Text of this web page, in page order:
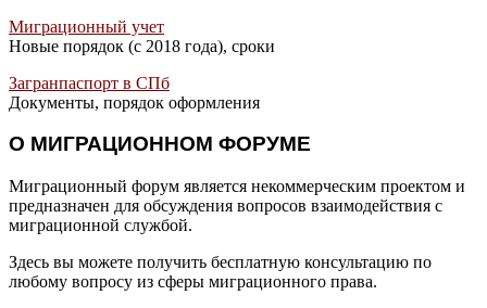
Миграционный учет
Новые порядок (с 2018 года), сроки
Загранпаспорт в СПб
Документы, порядок оформления
О МИГРАЦИОННОМ ФОРУМЕ
Миграционный форум является некоммерческим проектом и
предназначен для обсуждения вопросов взаимодействия с
миграционной службой.
Здесь вы можете получить бесплатную консультацию по
любому вопросу из сферы миграционного права.